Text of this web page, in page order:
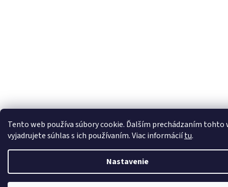
Tento web používa súbory cookie. Ďalším prechádzaním tohto
vyjadrujete súhlas s ich používaním. Viac informáciítu.
Nastavenie